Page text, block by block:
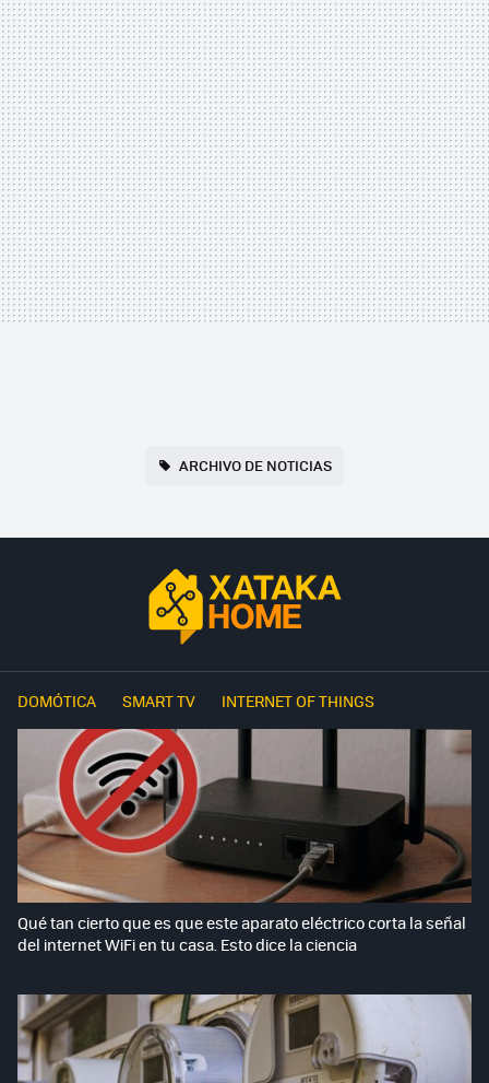
ARCHIVO DE NOTICIAS
DOMÓTICA SMART TV INTERNET OF THINGS
Qué tan cierto que es que este aparato eléctrico corta la señal
del internet WiFi en tu casa. Esto dice la ciencia